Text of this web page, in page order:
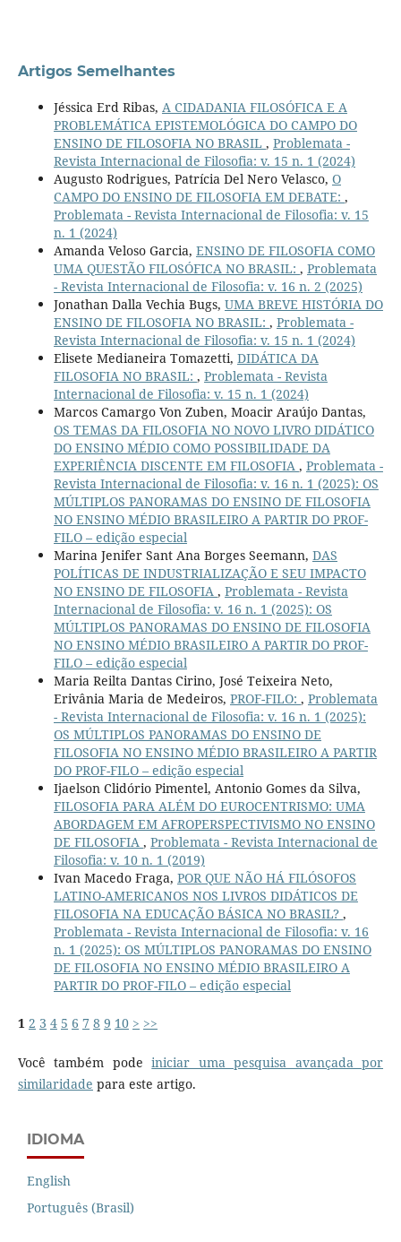
Artigos Semelhantes
Jéssica Erd Ribas, A CIDADANIA FILOSÓFICA E A
PROBLEMÁTICA EPISTEMOLÓGICA DO CAMPO DO
ENSINO DE FILOSOFIA NO BRASIL , Problemata -
Revista Internacional de Filosofia: v. 15 n. 1 (2024)
Augusto Rodrigues, Patrícia Del Nero Velasco, O
CAMPO DO ENSINO DE FILOSOFIA EM DEBATE: ,
Problemata - Revista Internacional de Filosofia: v. 15
n. 1 (2024)
Amanda Veloso Garcia, ENSINO DE FILOSOFIA COMO
UMA QUESTÃO FILOSÓFICA NO BRASIL: , Problemata
- Revista Internacional de Filosofia: v. 16 n. 2 (2025)
Jonathan Dalla Vechia Bugs, UMA BREVE HISTÓRIA DO
ENSINO DE FILOSOFIA NO BRASIL: , Problemata -
Revista Internacional de Filosofia: v. 15 n. 1 (2024)
Elisete Medianeira Tomazetti, DIDÁTICA DA
FILOSOFIA NO BRASIL: , Problemata - Revista
Internacional de Filosofia: v. 15 n. 1 (2024)
Marcos Camargo Von Zuben, Moacir Araújo Dantas,
OS TEMAS DA FILOSOFIA NO NOVO LIVRO DIDÁTICO
DO ENSINO MÉDIO COMO POSSIBILIDADE DA
EXPERIÊNCIA DISCENTE EM FILOSOFIA , Problemata -
Revista Internacional de Filosofia: v. 16 n. 1 (2025): OS
MÚLTIPLOS PANORAMAS DO ENSINO DE FILOSOFIA
NO ENSINO MÉDIO BRASILEIRO A PARTIR DO PROF-
FILO – edição especial
Marina Jenifer Sant Ana Borges Seemann, DAS
POLÍTICAS DE INDUSTRIALIZAÇÃO E SEU IMPACTO
NO ENSINO DE FILOSOFIA , Problemata - Revista
Internacional de Filosofia: v. 16 n. 1 (2025): OS
MÚLTIPLOS PANORAMAS DO ENSINO DE FILOSOFIA
NO ENSINO MÉDIO BRASILEIRO A PARTIR DO PROF-
FILO – edição especial
Maria Reilta Dantas Cirino, José Teixeira Neto,
Erivânia Maria de Medeiros, PROF-FILO: , Problemata
- Revista Internacional de Filosofia: v. 16 n. 1 (2025):
OS MÚLTIPLOS PANORAMAS DO ENSINO DE
FILOSOFIA NO ENSINO MÉDIO BRASILEIRO A PARTIR
DO PROF-FILO – edição especial
Ijaelson Clidório Pimentel, Antonio Gomes da Silva,
FILOSOFIA PARA ALÉM DO EUROCENTRISMO: UMA
ABORDAGEM EM AFROPERSPECTIVISMO NO ENSINO
DE FILOSOFIA , Problemata - Revista Internacional de
Filosofia: v. 10 n. 1 (2019)
Ivan Macedo Fraga, POR QUE NÃO HÁ FILÓSOFOS
LATINO-AMERICANOS NOS LIVROS DIDÁTICOS DE
FILOSOFIA NA EDUCAÇÃO BÁSICA NO BRASIL? ,
Problemata - Revista Internacional de Filosofia: v. 16
n. 1 (2025): OS MÚLTIPLOS PANORAMAS DO ENSINO
DE FILOSOFIA NO ENSINO MÉDIO BRASILEIRO A
PARTIR DO PROF-FILO – edição especial
1 2 3 4 5 6 7 8 9 10 > >>
Você também podeiniciar uma pesquisa avançada por
similaridade para este artigo.
IDIOMA
English
Português (Brasil)